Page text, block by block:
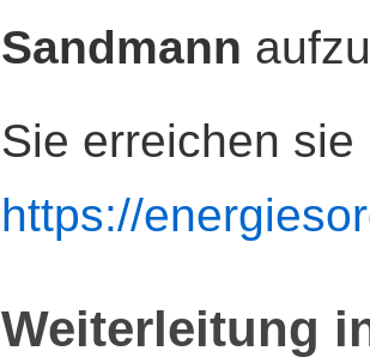
Sandmann
Sie erreichen sie
https://
Weiterleitung